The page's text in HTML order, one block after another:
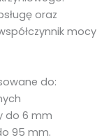
oraz
mocy
do:
do 6 mm
95 mm.